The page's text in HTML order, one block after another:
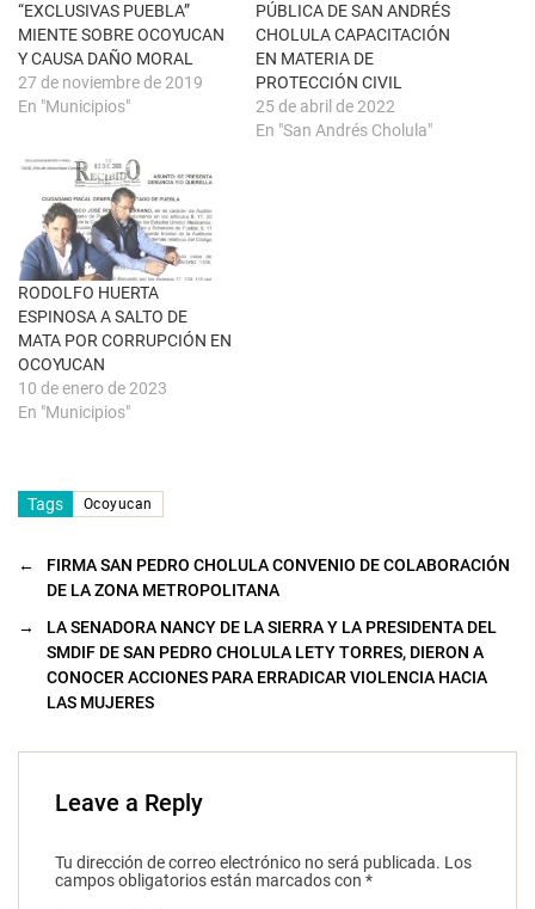
a
n
a
n
u
v
S
e
a
b
r
e
e
n
a
v
e
n
t
a
n
a
n
u
e
v
“EXCLUSIVAS PUEBLA”
MIENTE SOBRE OCOYUCAN
Y CAUSA DAÑO MORAL
27 de noviembre de 2019
En "Municipios"
PÚBLICA DE SAN ANDRÉS
CHOLULA CAPACITACIÓN
EN MATERIA DE
PROTECCIÓN CIVIL
25 de abril de 2022
En "San Andrés Cholula"
RODOLFO HUERTA
ESPINOSA A SALTO DE
MATA POR CORRUPCIÓN EN
OCOYUCAN
10 de enero de 2023
En "Municipios"
Tags Ocoyucan
←
FIRMA SAN PEDRO CHOLULA CONVENIO DE COLABORACIÓN
DE LA ZONA METROPOLITANA
→
LA SENADORA NANCY DE LA SIERRA Y LA PRESIDENTA DEL
SMDIF DE SAN PEDRO CHOLULA LETY TORRES, DIERON A
CONOCER ACCIONES PARA ERRADICAR VIOLENCIA HACIA
LAS MUJERES
Leave a Reply
Tu dirección de correo electrónico no será publicada. Los
campos obligatorios están marcados con *